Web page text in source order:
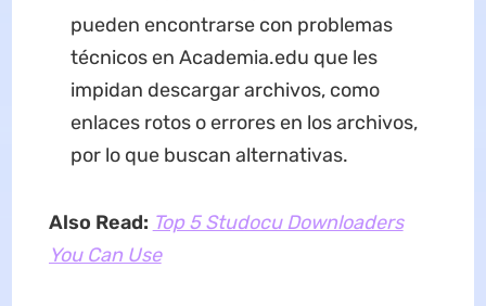
pueden encontrarse con problemas
técnicos en Academia.edu que les
impidan descargar archivos, como
enlaces rotos o errores en los archivos,
por lo que buscan alternativas.
Also Read: Top 5 Studocu Downloaders
You Can Use